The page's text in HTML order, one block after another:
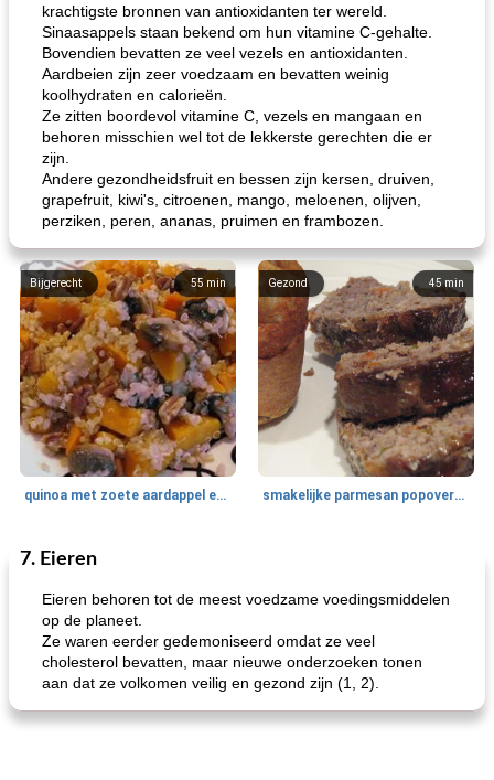
krachtigste bronnen van antioxidanten ter wereld.
Sinaasappels staan ​​bekend om hun vitamine C-gehalte.
Bovendien bevatten ze veel vezels en antioxidanten.
Aardbeien zijn zeer voedzaam en bevatten weinig
koolhydraten en calorieën.
Ze zitten boordevol vitamine C, vezels en mangaan en
behoren misschien wel tot de lekkerste gerechten die er
zijn.
Andere gezondheidsfruit en bessen zijn kersen, druiven,
grapefruit, kiwi's, citroenen, mango, meloenen, olijven,
perziken, peren, ananas, pruimen en frambozen.
55 min
Bijgerecht
quinoa met zoete aardappel en champignons
45min
Gezond
smakelijke parmesan popovers (gezonder!)
One Dish Meal
7. Eieren
Eieren behoren tot de meest voedzame voedingsmiddelen
op de planeet.
Ze waren eerder gedemoniseerd omdat ze veel
cholesterol bevatten, maar nieuwe onderzoeken tonen
aan dat ze volkomen veilig en gezond zijn (1, 2).